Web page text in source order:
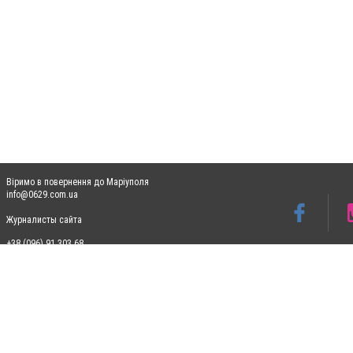
Віримо в повернення до Маріуполя
info@0629.com.ua
Журналисты сайта
+38 (096) 91 303 68